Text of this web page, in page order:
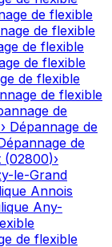
de flexible
de flexible
de flexible
de flexible
de flexible
de flexible
de
› Dépannage de
de
(02800)›
le-Grand
Annois
Any-
de flexible